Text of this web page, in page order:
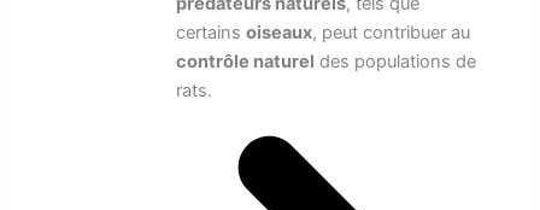
certains oiseaux, peut contribuer au
contrôle naturel des populations de
rats.